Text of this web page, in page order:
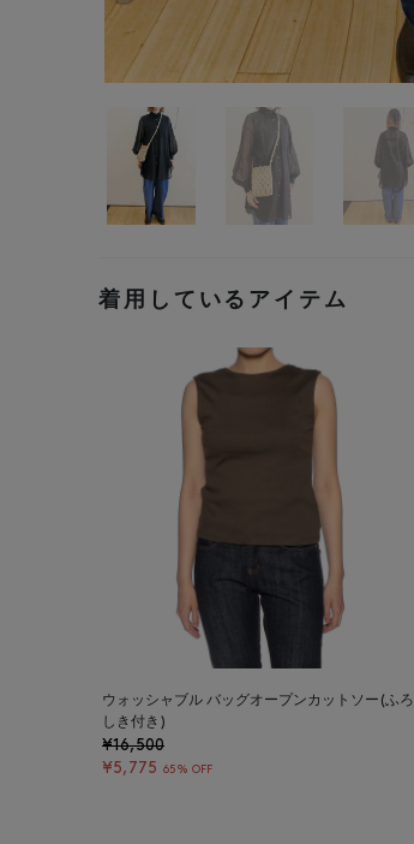
着用しているアイテム
ウォッシャブル バッグオープンカットソー(ふろ
しき付き)
¥16,500
¥5,775 65% OFF